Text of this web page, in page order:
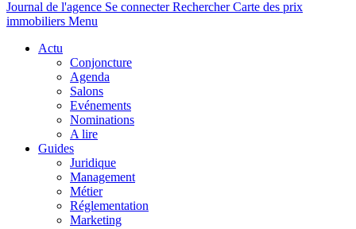
Journal de l'agence Se connecterRechercher Carte des prix
immobiliers Menu
Actu
Conjoncture
Agenda
Salons
Evénements
Nominations
A lire
Guides
Juridique
Management
Métier
Réglementation
Marketing